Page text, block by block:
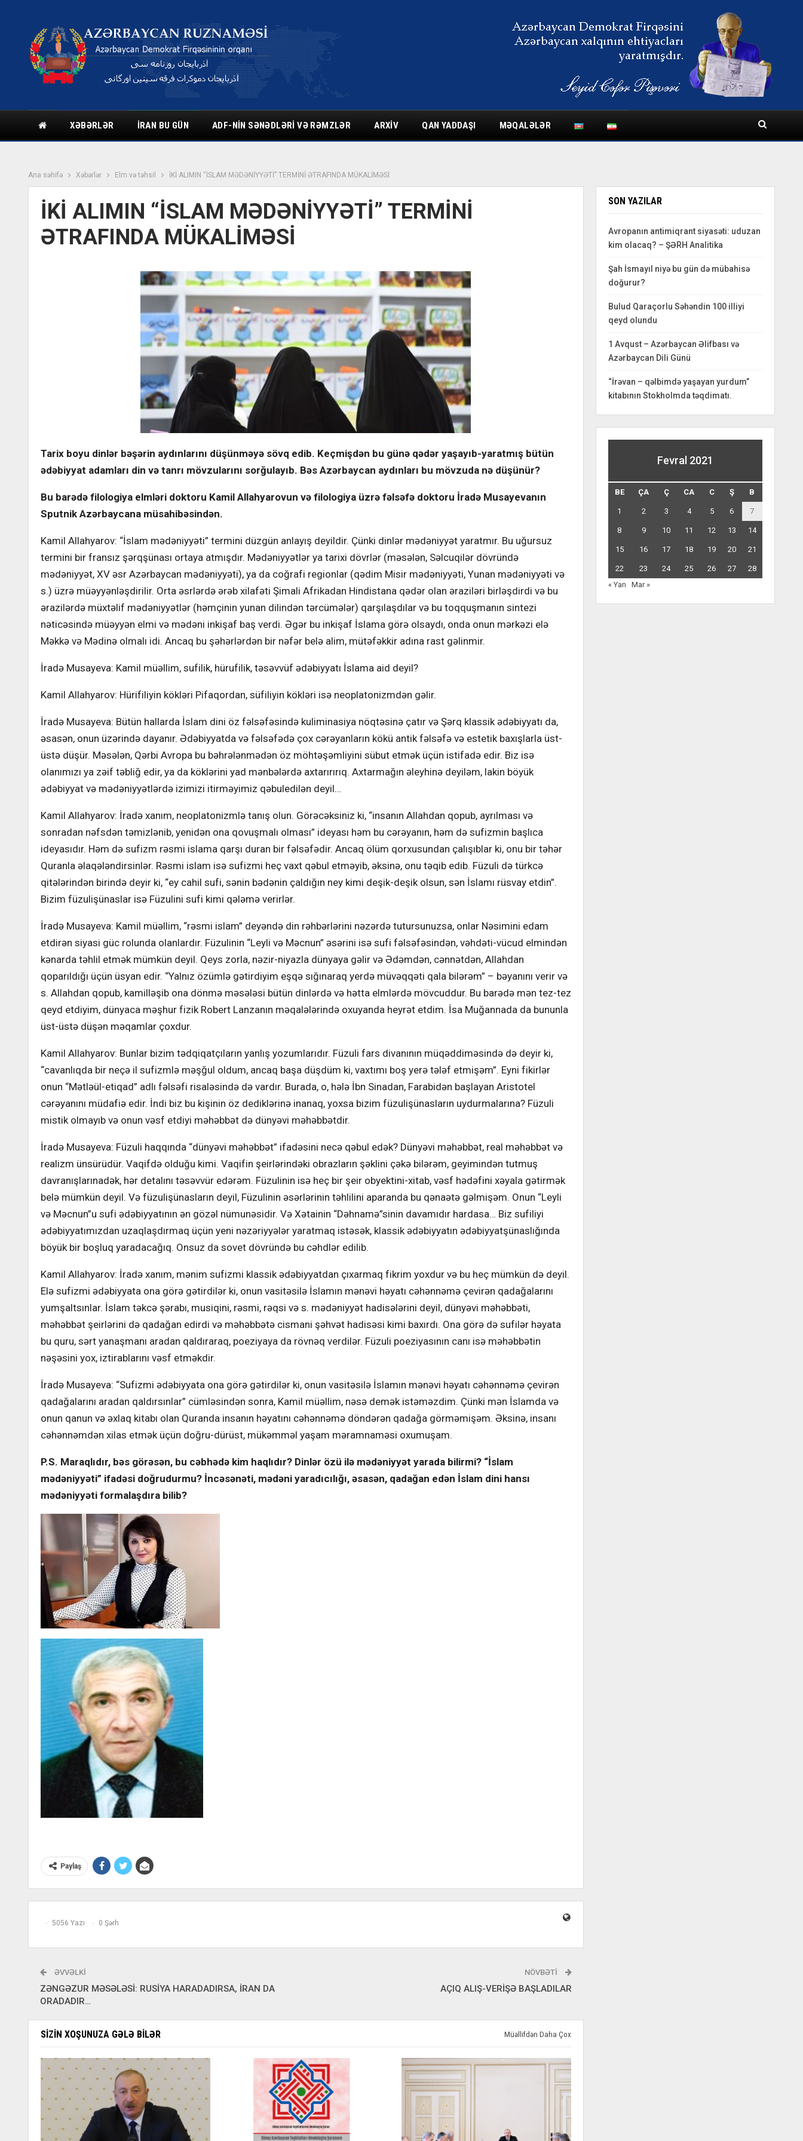
XƏBƏRLƏR İRAN BU GÜN ADF-NIN SƏNƏDLƏRI VƏ RƏMZLƏR ARXIV QAN YADDAŞI MƏQALƏLƏR
Ana səhifə Xəbərlər Elm və təhsil İKİ ALIMIN “İSLAM MƏDƏNİYYƏTİ” TERMİNİ ƏTRAFINDA MÜKALİMƏSİ
İKİ ALIMIN “İSLAM MƏDƏNİYYƏTİ” TERMİNİ
ƏTRAFINDA MÜKALİMƏSİ
Tarix boyu dinlər bəşərin aydınlarını düşünməyə sövq edib. Keçmişdən bu günə qədər yaşayıb-yaratmış bütün
ədəbiyyat adamları din və tanrı mövzularını sorğulayıb. Bəs Azərbaycan aydınları bu mövzuda nə düşünür?
Bu barədə filologiya elmləri doktoru Kamil Allahyarovun və filologiya üzrə fəlsəfə doktoru İradə Musayevanın
Sputnik Azərbaycana müsahibəsindən.
Kamil Allahyarov: “İslam mədəniyyəti” termini düzgün anlayış deyildir. Çünki dinlər mədəniyyət yaratmır. Bu uğursuz
termini bir fransız şərqşünası ortaya atmışdır. Mədəniyyətlər ya tarixi dövrlər (məsələn, Səlcuqilər dövründə
mədəniyyət, XV əsr Azərbaycan mədəniyyəti), ya da coğrafi regionlar (qədim Misir mədəniyyəti, Yunan mədəniyyəti və
s.) üzrə müəyyənləşdirilir. Orta əsrlərdə ərəb xilafəti Şimali Afrikadan Hindistana qədər olan əraziləri birləşdirdi və bu
ərazilərdə müxtəlif mədəniyyətlər (həmçinin yunan dilindən tərcümələr) qarşılaşdılar və bu toqquşmanın sintezi
nəticəsində müəyyən elmi və mədəni inkişaf baş verdi. Əgər bu inkişaf İslama görə olsaydı, onda onun mərkəzi elə
Məkkə və Mədinə olmalı idi. Ancaq bu şəhərlərdən bir nəfər belə alim, mütəfəkkir adına rast gəlinmir.
İradə Musayeva: Kamil müəllim, sufilik, hürufilik, təsəvvüf ədəbiyyatı İslama aid deyil?
Kamil Allahyarov: Hürifiliyin kökləri Pifaqordan, süfiliyin kökləri isə neoplatonizmdən gəlir.
İradə Musayeva: Bütün hallarda İslam dini öz fəlsəfəsində kuliminasiya nöqtəsinə çatır və Şərq klassik ədəbiyyatı da,
əsasən, onun üzərində dayanır. Ədəbiyyatda və fəlsəfədə çox cərəyanların kökü antik fəlsəfə və estetik baxışlarla üst-
üstə düşür. Məsələn, Qərbi Avropa bu bəhrələnmədən öz möhtəşəmliyini sübut etmək üçün istifadə edir. Biz isə
olanımızı ya zəif təbliğ edir, ya da köklərini yad mənbələrdə axtarırırıq. Axtarmağın əleyhinə deyiləm, lakin böyük
ədəbiyyat və mədəniyyətlərdə izimizi itirməyimiz qəbuledilən deyil…
Kamil Allahyarov: İradə xanım, neoplatonizmlə tanış olun. Görəcəksiniz ki, “insanın Allahdan qopub, ayrılması və
sonradan nəfsdən təmizlənib, yenidən ona qovuşmalı olması” ideyası həm bu cərəyanın, həm də sufizmin başlıca
ideyasıdır. Həm də sufizm rəsmi islama qarşı duran bir fəlsəfədir. Ancaq ölüm qorxusundan çalışıblar ki, onu bir təhər
Quranla əlaqələndirsinlər. Rəsmi islam isə sufizmi heç vaxt qəbul etməyib, əksinə, onu təqib edib. Füzuli də türkcə
qitələrindən birində deyir ki, “ey cahil sufi, sənin bədənin çaldığın ney kimi deşik-deşik olsun, sən İslamı rüsvay etdin”.
Bizim füzulişünaslar isə Füzulini sufi kimi qələmə verirlər.
İradə Musayeva: Kamil müəllim, “rəsmi islam” deyəndə din rəhbərlərini nəzərdə tutursunuzsa, onlar Nəsimini edam
etdirən siyasi güc rolunda olanlardır. Füzulinin “Leyli və Məcnun” əsərini isə sufi fəlsəfəsindən, vəhdəti-vücud elmindən
kənarda təhlil etmək mümkün deyil. Qeys zorla, nəzir-niyazla dünyaya gəlir və Ədəmdən, cənnətdən, Allahdan
qoparıldığı üçün üsyan edir. “Yalnız özümlə gətirdiyim eşqə sığınaraq yerdə müvəqqəti qala bilərəm” – bəyanını verir və
s. Allahdan qopub, kamilləşib ona dönmə məsələsi bütün dinlərdə və hətta elmlərdə mövcuddur. Bu barədə mən tez-tez
qeyd etdiyim, dünyaca məşhur fizik Robert Lanzanın məqalələrində oxuyanda heyrət etdim. İsa Muğannada da bununla
üst-üstə düşən məqamlar çoxdur.
Kamil Allahyarov: Bunlar bizim tədqiqatçıların yanlış yozumlarıdır. Füzuli fars divanının müqəddiməsində də deyir ki,
“cavanlıqda bir neçə il sufizmlə məşğul oldum, ancaq başa düşdüm ki, vaxtımı boş yerə tələf etmişəm”. Eyni fikirlər
onun “Mətləül-etiqad” adlı fəlsəfi risaləsində də vardır. Burada, o, hələ İbn Sinadan, Farabidən başlayan Aristotel
cərəyanını müdafiə edir. İndi biz bu kişinin öz dediklərinə inanaq, yoxsa bizim füzulişünasların uydurmalarına? Füzuli
mistik olmayıb və onun vəsf etdiyi məhəbbət də dünyəvi məhəbbətdir.
İradə Musayeva: Füzuli haqqında “dünyəvi məhəbbət” ifadəsini necə qəbul edək? Dünyəvi məhəbbət, real məhəbbət və
realizm ünsürüdür. Vaqifdə olduğu kimi. Vaqifin şeirlərindəki obrazların şəklini çəkə bilərəm, geyimindən tutmuş
davranışlarınadək, hər detalını təsəvvür edərəm. Füzulinin isə heç bir şeir obyektini-xitab, vəsf hədəfini xəyala gətirmək
belə mümkün deyil. Və füzulişünasların deyil, Füzulinin əsərlərinin təhlilini aparanda bu qənaətə gəlmişəm. Onun “Leyli
və Məcnun”u sufi ədəbiyyatının ən gözəl nümunəsidir. Və Xətainin “Dəhnamə”sinin davamıdır hardasa… Biz sufiliyi
ədəbiyyatımızdan uzaqlaşdırmaq üçün yeni nəzəriyyələr yaratmaq istəsək, klassik ədəbiyyatın ədəbiyyatşünaslığında
böyük bir boşluq yaradacağıq. Onsuz da sovet dövründə bu cəhdlər edilib.
Kamil Allahyarov: İradə xanım, mənim sufizmi klassik ədəbiyyatdan çıxarmaq fikrim yoxdur və bu heç mümkün də deyil.
Elə sufizmi ədəbiyyata ona görə gətirdilər ki, onun vasitəsilə İslamın mənəvi həyatı cəhənnəmə çevirən qadağalarını
yumşaltsınlar. İslam təkcə şərabı, musiqini, rəsmi, rəqsi və s. mədəniyyət hadisələrini deyil, dünyəvi məhəbbəti,
məhəbbət şeirlərini də qadağan edirdi və məhəbbətə cismani şəhvət hadisəsi kimi baxırdı. Ona görə də sufilər həyata
bu quru, sərt yanaşmanı aradan qaldıraraq, poeziyaya da rövnəq verdilər. Füzuli poeziyasının canı isə məhəbbətin
nəşəsini yox, iztirablarını vəsf etməkdir.
İradə Musayeva: “Sufizmi ədəbiyyata ona görə gətirdilər ki, onun vasitəsilə İslamın mənəvi həyatı cəhənnəmə çevirən
qadağalarını aradan qaldırsınlar” cümləsindən sonra, Kamil müəllim, nəsə demək istəməzdim. Çünki mən İslamda və
onun qanun və əxlaq kitabı olan Quranda insanın həyatını cəhənnəmə döndərən qadağa görməmişəm. Əksinə, insanı
cəhənnəmdən xilas etmək üçün doğru-dürüst, mükəmməl yaşam məramnaməsi oxumuşam.
P.S. Maraqlıdır, bəs görəsən, bu cəbhədə kim haqlıdır? Dinlər özü ilə mədəniyyət yarada bilirmi? “İslam
mədəniyyəti” ifadəsi doğrudurmu? İncəsənəti, mədəni yaradıcılığı, əsasən, qadağan edən İslam dini hansı
mədəniyyəti formalaşdıra bilib?
Paylaş
5056 Yazı 0 Şərh
ƏVVƏLKI
ZƏNGƏZUR MƏSƏLƏSİ: RUSİYA HARADADIRSA, İRAN DA
ORADADIR…
NÖVBƏTI
AÇIQ ALIŞ-VERİŞƏ BAŞLADILAR
SIZIN XOŞUNUZA GƏLƏ BILƏR Müəllifdən Daha Çox
SON YAZILAR
Avropanın antimiqrant siyasəti: uduzan
kim olacaq? – ŞƏRH Analitika
Şah İsmayıl niyə bu gün də mübahisə
doğurur?
Bulud Qaraçorlu Səhəndin 100 illiyi
qeyd olundu
1 Avqust – Azərbaycan Əlifbası və
Azərbaycan Dili Günü
“İrəvan – qəlbimdə yaşayan yurdum”
kitabının Stokholmda təqdimatı.
Fevral 2021
BE ÇA Ç CA C Ş B
1 2 3 4 5 6 7
8 9 10 11 12 13 14
15 16 17 18 19 20 21
22 23 24 25 26 27
28
« Yan
Mar »